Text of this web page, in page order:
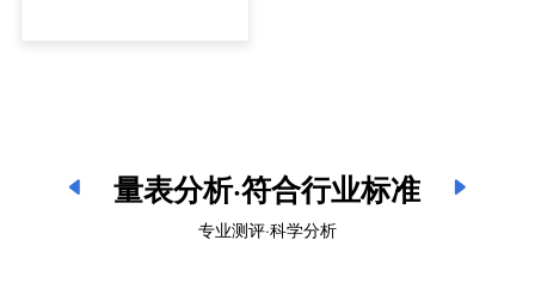
量表分析·符合行业标准
专业测评·科学分析